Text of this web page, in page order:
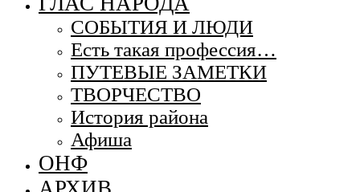
СОБЫТИЯ И ЛЮДИ
Есть такая профессия…
ПУТЕВЫЕ ЗАМЕТКИ
ТВОРЧЕСТВО
История района
Афиша
ОНФ